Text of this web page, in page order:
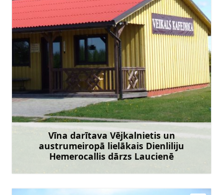
Vīna darītava Vējkalnietis un
austrumeiropā lielākais Dienliliju
Hemerocallis dārzs Laucienē
vejkalnietis@inbox.lv
+371 29457055
Doties
Uzzināt vairāk